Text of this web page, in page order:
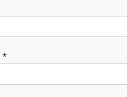
*